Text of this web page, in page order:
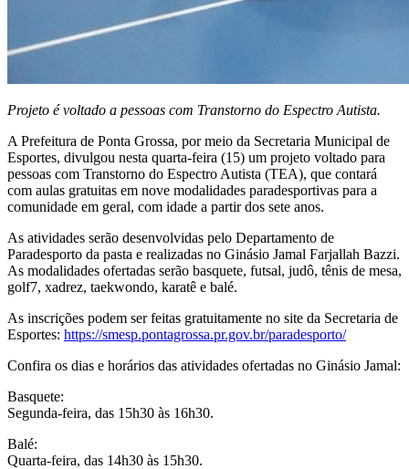
Projeto é voltado a pessoas com Transtorno do Espectro Autista.
A Prefeitura de Ponta Grossa, por meio da Secretaria Municipal de
Esportes, divulgou nesta quarta-feira (15) um projeto voltado para
pessoas com Transtorno do Espectro Autista (TEA), que contará
com aulas gratuitas em nove modalidades paradesportivas para a
comunidade em geral, com idade a partir dos sete anos.
As atividades serão desenvolvidas pelo Departamento de
Paradesporto da pasta e realizadas no Ginásio Jamal Farjallah Bazzi.
As modalidades ofertadas serão basquete, futsal, judô, tênis de mesa,
golf7, xadrez, taekwondo, karatê e balé.
As inscrições podem ser feitas gratuitamente no site da Secretaria de
Esportes: https://smesp.pontagrossa.pr.gov.br/paradesporto/
Confira os dias e horários das atividades ofertadas no Ginásio Jamal:
Basquete:
Segunda-feira, das 15h30 às 16h30.
Balé:
Quarta-feira, das 14h30 às 15h30.